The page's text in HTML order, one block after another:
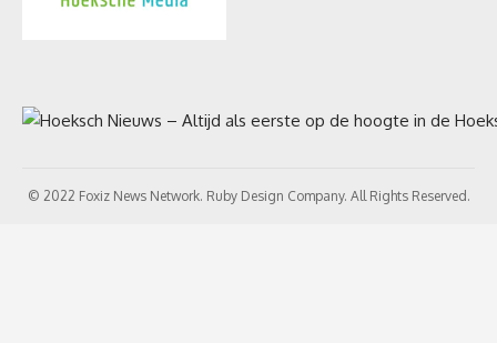
© 2022 Foxiz News Network. Ruby Design Company. All Rights Reserved.